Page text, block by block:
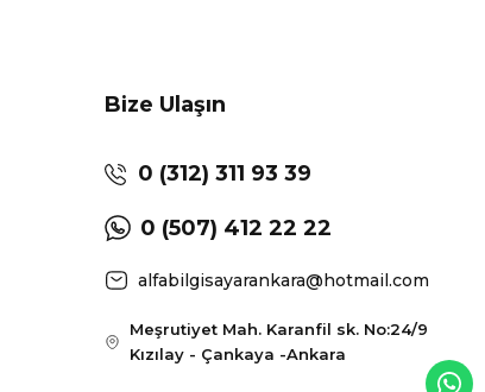
Bize Ulaşın
0 (312) 311 93 39
0 (507) 412 22 22
alfabilgisayarankara@hotmail.com
Meşrutiyet Mah. Karanfil sk. No:24/9
Kızılay - Çankaya -Ankara